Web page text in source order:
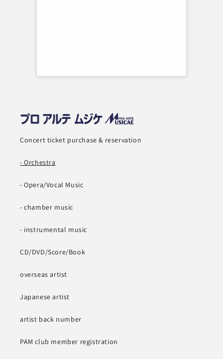
Concert ticket purchase & reservation
- Orchestra
- Opera/Vocal Music
- chamber music
- instrumental music
CD/DVD/Score/Book
overseas artist
Japanese artist
artist back number
PAM club member registration